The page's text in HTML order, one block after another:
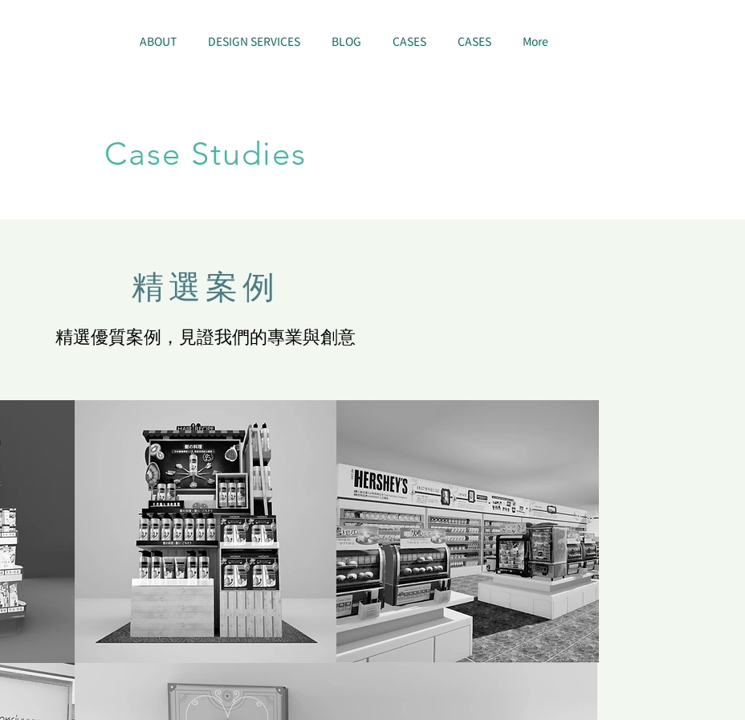
ABOUT DESIGN SERVICES BLOG CASES CASES More
Case Studies
精選案例
精選優質案例，見證我們的專業與創意